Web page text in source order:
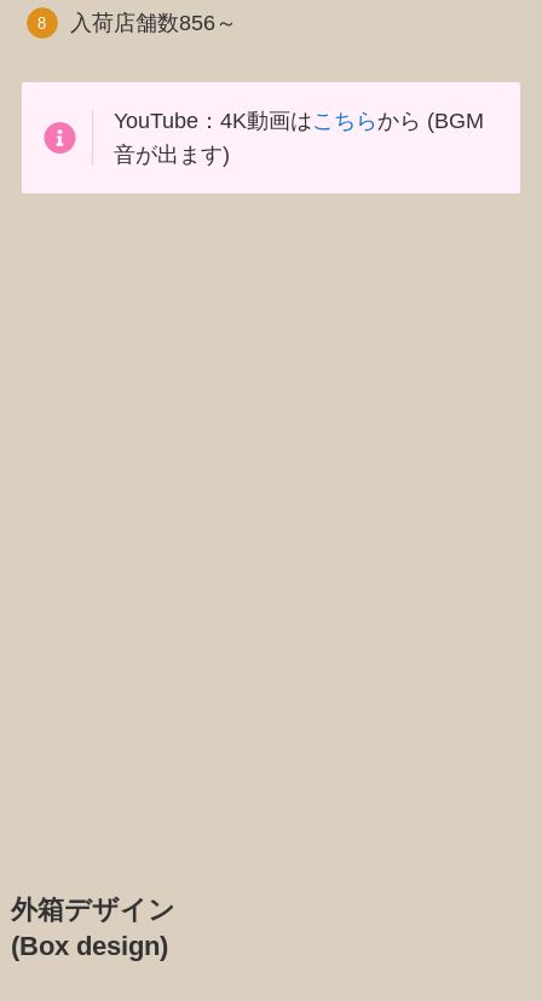
入荷店舗数856～
YouTube：4K動画はこちら から (BGM
音が出ます)
外箱デザイン
(Box design)